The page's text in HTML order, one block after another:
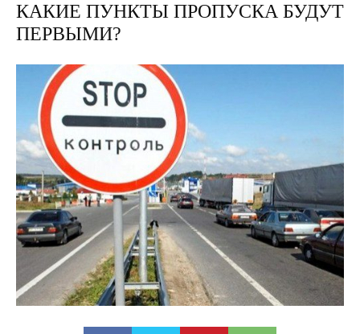
КАКИЕ ПУНКТЫ ПРОПУСКА БУДУТ
ПЕРВЫМИ?